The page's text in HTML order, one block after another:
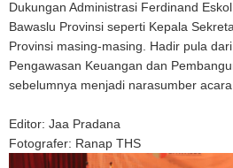
Dukungan Administrasi Ferdinand
Bawaslu Provinsi seperti Kepala
Provinsi masing-masing. Hadir pula
Pengawasan Keuangan dan
sebelumnya menjadi narasumber acara
Editor: Jaa Pradana
Fotografer: Ranap THS